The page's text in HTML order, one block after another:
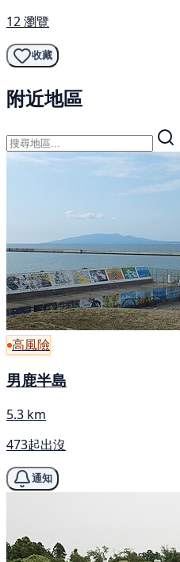
12 瀏覽
收藏
附近地區
高風險
男鹿半島
5.3 km
473起出沒
通知